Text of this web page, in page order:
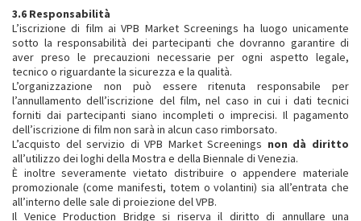
3.6 Responsabilità
L’iscrizione di film ai VPB Market Screenings ha luogo unicamente
sotto la responsabilità dei partecipanti che dovranno garantire di
aver preso le precauzioni necessarie per ogni aspetto legale,
tecnico o riguardante la sicurezza e la qualità.
L’organizzazione non può essere ritenuta responsabile per
l’annullamento dell’iscrizione del film, nel caso in cui i dati tecnici
forniti dai partecipanti siano incompleti o imprecisi. Il pagamento
dell’iscrizione di film non sarà in alcun caso rimborsato.
L’acquisto del servizio di VPB Market Screenings non dà diritto
all’utilizzo dei loghi della Mostra e della Biennale di Venezia.
È inoltre severamente vietato distribuire o appendere materiale
promozionale (come manifesti, totem o volantini) sia all’entrata che
all’interno delle sale di proiezione del VPB.
Il Venice Production Bridge si riserva il diritto di annullare una